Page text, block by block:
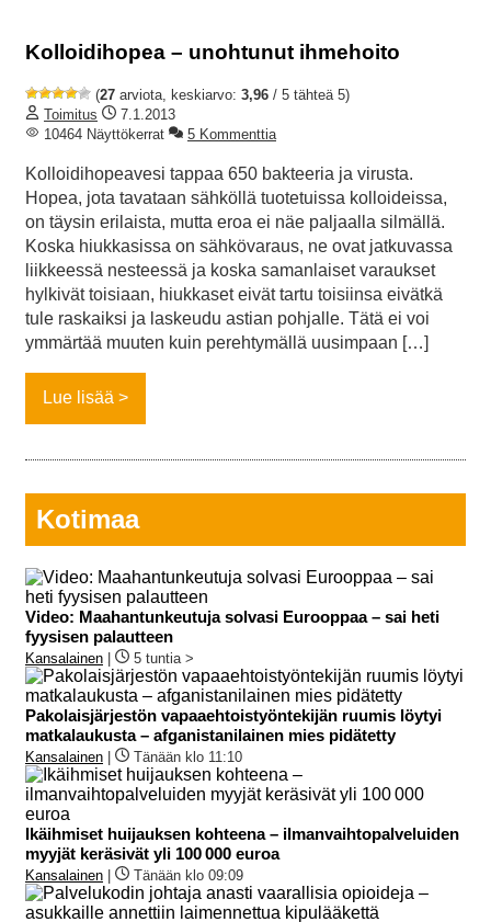
Kolloidihopea – unohtunut ihmehoito
(27 arviota, keskiarvo: 3,96 / 5 tähteä 5)
Toimitus
7.1.2013
10464 Näyttökerrat
5 Kommenttia
Kolloidihopeavesi tappaa 650 bakteeria ja virusta.
Hopea, jota tavataan sähköllä tuotetuissa kolloideissa,
on täysin erilaista, mutta eroa ei näe paljaalla silmällä.
Koska hiukkasissa on sähkövaraus, ne ovat jatkuvassa
liikkeessä nesteessä ja koska samanlaiset varaukset
hylkivät toisiaan, hiukkaset eivät tartu toisiinsa eivätkä
tule raskaiksi ja laskeudu astian pohjalle. Tätä ei voi
ymmärtää muuten kuin perehtymällä uusimpaan […]
Lue lisää
Kotimaa
Video: Maahantunkeutuja solvasi Eurooppaa – sai heti
fyysisen palautteen
Kansalainen 5 tuntia >
Pakolaisjärjestön vapaaehtoistyöntekijän ruumis löytyi
matkalaukusta – afganistanilainen mies pidätetty
Kansalainen Tänään klo 11:10
Ikäihmiset huijauksen kohteena – ilmanvaihtopalveluiden
myyjät keräsivät yli 100 000 euroa
Kansalainen Tänään klo 09:09